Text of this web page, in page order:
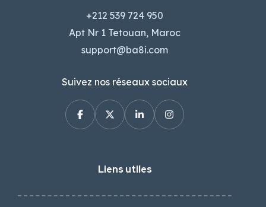
+212 539 724 950
Apt Nr 1 Tetouan, Maroc
support@ba8i.com
Suivez nos réseaux sociaux
Liens utiles